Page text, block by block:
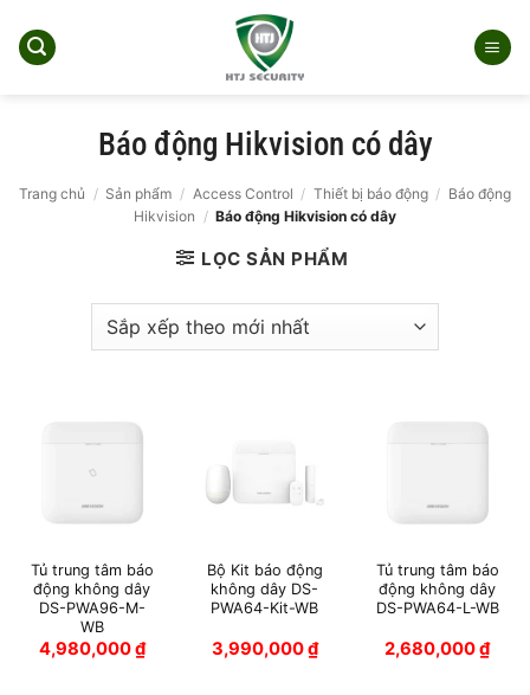
qua
Báo động Hikvision có dây
Trang chủ / Sản phẩm / Access Control / Thiết bị báo động / Báo động
Hikvision / Báo động Hikvision có dây
LỌC SẢN PHẨM
Tủ trung tâm báo
động không dây
DS-PWA96-M-
WB
4,980,000₫
Bộ Kit báo động
không dây DS-
PWA64-Kit-WB
3,990,000₫
Tủ trung tâm báo
động không dây
DS-PWA64-L-WB
2,680,000₫